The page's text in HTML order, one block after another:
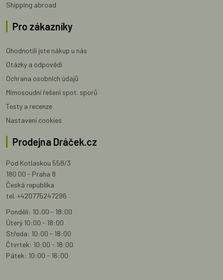
Shipping abroad
Pro zákazníky
Ohodnotili jste nákup u nás
Otázky a odpovědi
Ochrana osobních údajů
Mimosoudní řešení spot. sporů
Testy a recenze
Nastavení cookies
Prodejna Dráček.cz
Pod Kotlaskou 558/3
180 00 - Praha 8
Česká republika
tel. +420775247296
Pondělí: 10:00 - 18:00
Úterý 10:00 - 18:00
Středa: 10:00 - 18:00
Čtvrtek: 10:00 - 18:00
Pátek: 10:00 - 16:00